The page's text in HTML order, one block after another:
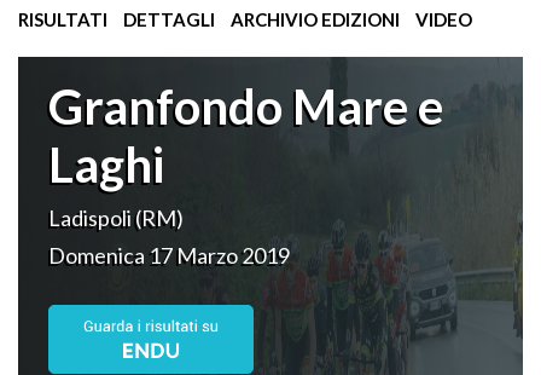
RISULTATI DETTAGLI ARCHIVIO EDIZIONI VIDEO
Granfondo Mare e
Laghi
Ladispoli (RM)
Domenica 17 Marzo 2019